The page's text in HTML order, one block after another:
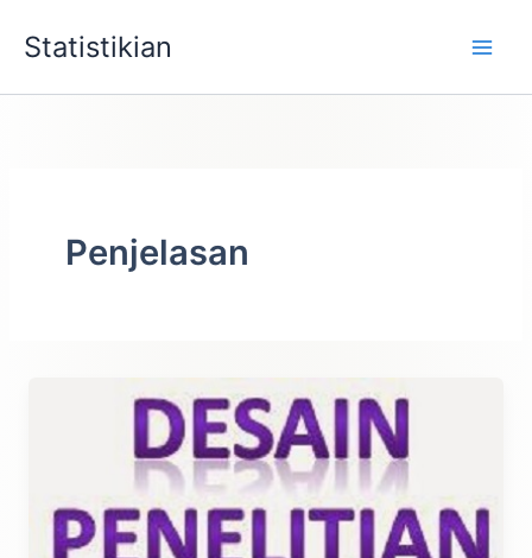
Statistikian
Penjelasan